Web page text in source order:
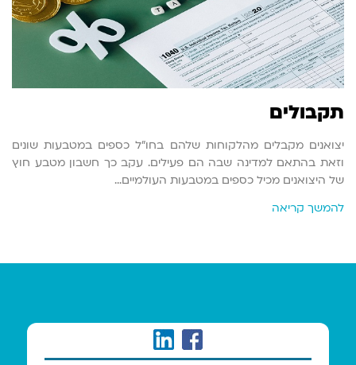
תקבולים
יצואנים מקבלים מהלקוחות שלהם בחו"ל כספים במטבעות שונים
וזאת בהתאם למדינה שבה הם פעילים. עקב כך חשבון מטבע חוץ
של היצואנים מכיל כספים במטבעות העולמיים…
להמשך קריאה